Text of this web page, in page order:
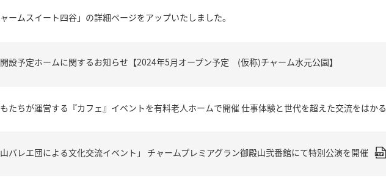
ャームスイート四谷」の詳細ページをアップいたしました。
設予定ホームに関するお知らせ【2024年5月オープン予定 (仮称)チャーム水元公園】
たちが運営する『カフェ』イベントを有料老人ホームで開催 仕事体験と世代を超えた交流をはかる
山バレエ団による文化交流イベント」 チャームプレミアグラン御殿山弐番館にて特別公演を開催